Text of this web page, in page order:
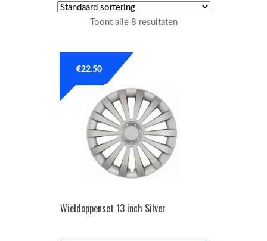
Tuning parts
Bedrijfswagen parts
Toont alle 8 resultaten
Wieldoppenset 13 inch Silver
€22.50